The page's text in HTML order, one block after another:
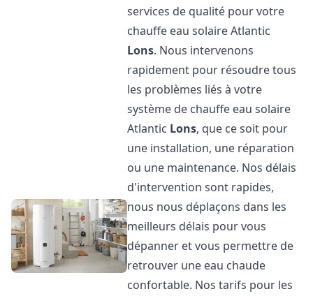
services de qualité pour votre
chauffe eau solaire Atlantic
Lons. Nous intervenons
rapidement pour résoudre tous
les problèmes liés à votre
système de chauffe eau solaire
Atlantic Lons, que ce soit pour
une installation, une réparation
ou une maintenance. Nos délais
d'intervention sont rapides,
nous nous déplaçons dans les
meilleurs délais pour vous
dépanner et vous permettre de
retrouver une eau chaude
confortable. Nos tarifs pour les